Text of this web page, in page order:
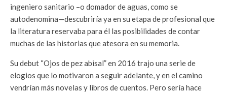
ingeniero sanitario –o domador de aguas, como se
autodenomina—descubriría ya en su etapa de profesional que
la literatura reservaba para él las posibilidades de contar
muchas de las historias que atesora en su memoria.
Su debut “Ojos de pez abisal” en 2016 trajo una serie de
elogios que lo motivaron a seguir adelante, y en el camino
vendrían más novelas y libros de cuentos. Pero sería hace